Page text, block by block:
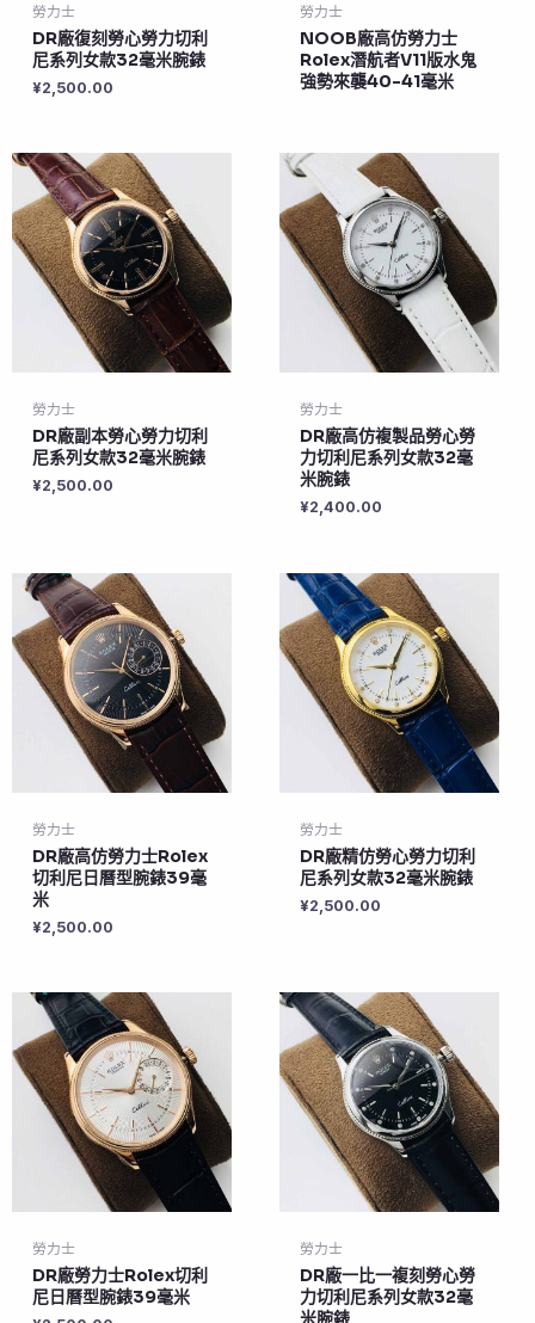
勞力士
DR廠復刻勞心勞力切利
尼系列女款32毫米腕錶
¥2,500.00
勞力士
NOOB廠高仿勞力士
Rolex潛航者V11版水鬼
強勢來襲40-41毫米
勞力士
DR廠副本勞心勞力切利
尼系列女款32毫米腕錶
¥2,500.00
勞力士
DR廠高仿複製品勞心勞
力切利尼系列女款32毫
米腕錶
¥2,400.00
勞力士
DR廠高仿勞力士Rolex
切利尼日曆型腕錶39毫
米
¥2,500.00
勞力士
DR廠精仿勞心勞力切利
尼系列女款32毫米腕錶
¥2,500.00
勞力士
DR廠勞力士Rolex切利
尼日曆型腕錶39毫米
勞力士
DR廠一比一複刻勞心勞
力切利尼系列女款32毫
米腕錶